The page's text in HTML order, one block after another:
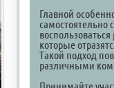
Главной
самостоятельно
которые
Такой подход
различными